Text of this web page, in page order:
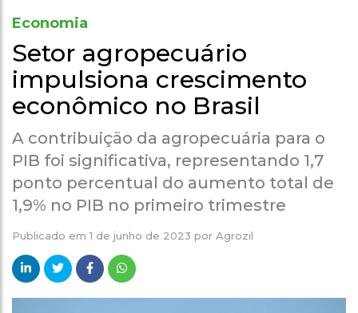
Economia
Setor agropecuário
impulsiona crescimento
econômico no Brasil
A contribuição da agropecuária para o
PIB foi significativa, representando 1,7
ponto percentual do aumento total de
1,9% no PIB no primeiro trimestre
Publicado em1 de junho de 2023 por Agrozil